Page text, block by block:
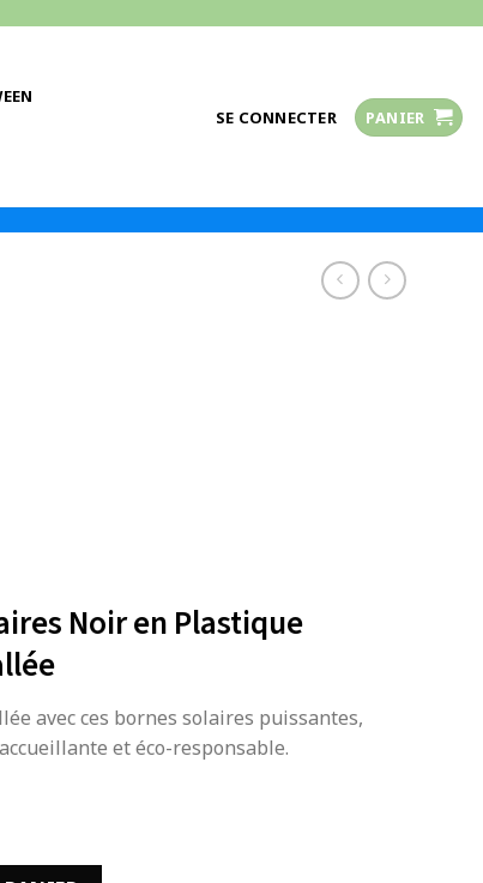
SE CONNECTER PANIER
Noir en Plastique
avec ces bornes solaires puissantes,
et éco-responsable.
Noir en Plastique 150Lm Eclairage d'allée